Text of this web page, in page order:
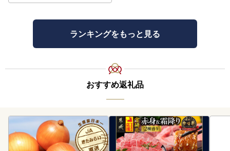
ランキングをもっと見る
おすすめ返礼品